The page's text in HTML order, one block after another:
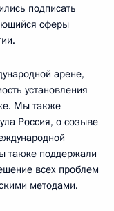
подписать
сферы
арене,
установления
Мы также
Россия, о созыве
также поддержали
всех проблем
методами.